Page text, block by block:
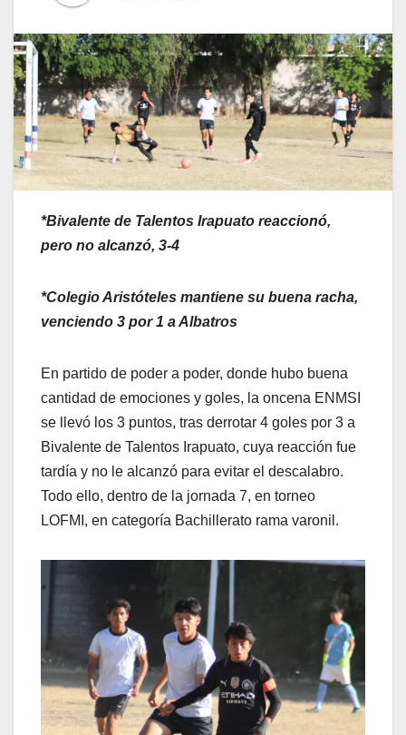
*Bivalente de Talentos Irapuato reaccionó,
pero no alcanzó, 3-4
*Colegio Aristóteles mantiene su buena racha,
venciendo 3 por 1 a Albatros
En partido de poder a poder, donde hubo buena
cantidad de emociones y goles, la oncena ENMSI
se llevó los 3 puntos, tras derrotar 4 goles por 3 a
Bivalente de Talentos Irapuato, cuya reacción fue
tardía y no le alcanzó para evitar el descalabro.
Todo ello, dentro de la jornada 7, en torneo
LOFMI, en categoría Bachillerato rama varonil.